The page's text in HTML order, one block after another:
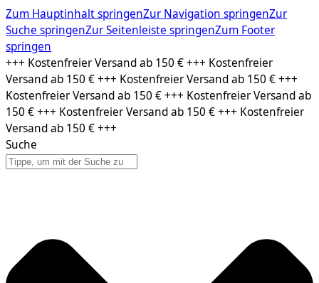
Zum Hauptinhalt springenZur Navigation springenZur
Suche springenZur Seitenleiste springenZum Footer
springen
Zum
Inhalt
springen
+++ Kostenfreier Versand ab 150 € +++ Kostenfreier
Versand ab 150 € +++ Kostenfreier Versand ab 150 € +++
Kostenfreier Versand ab 150 € +++ Kostenfreier Versand ab
150 € +++ Kostenfreier Versand ab 150 € +++ Kostenfreier
Versand ab 150 € +++
Suche